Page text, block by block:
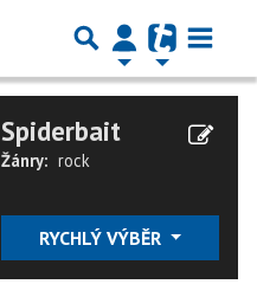
Spiderbait
Žánry: rock
RYCHLÝ VÝBĚR